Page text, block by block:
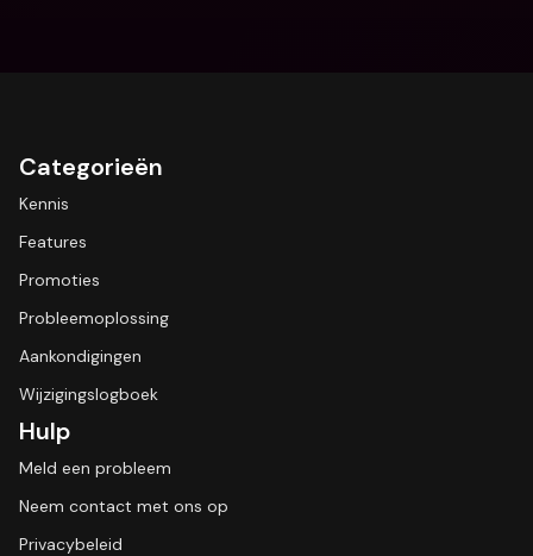
Categorieën
Kennis
Features
Promoties
Probleemoplossing
Aankondigingen
Wijzigingslogboek
Hulp
Meld een probleem
Neem contact met ons op
Privacybeleid